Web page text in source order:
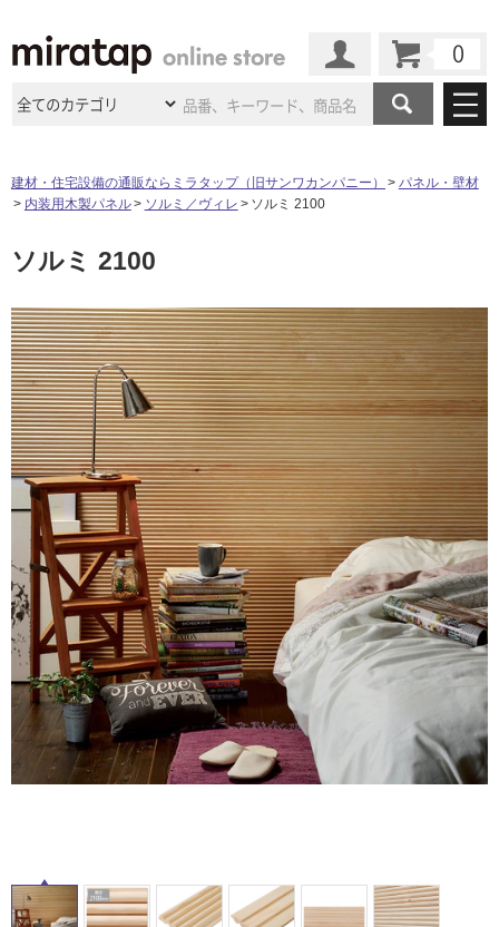
商品カテゴリ
キッチン
ム）・トイレ
ドア（扉）・建具・玄関
扉
エクステリア（外構）
ウッドデッキ フローリング・床材
収納 インテリア・家具
照明 ペット用品
内装用建材 パネル・壁材
ロートアイアン 天然石・石材
メンテナンス・施工材 新商品
施工事例
施工事例
ミラタップのあるくらし お客様訪問インタビュー
店舗・施設事例
ショールームのご案内 東京ショールーム
大阪ショールーム 仙台ショールーム
名古屋ショールーム 京都ショールーム
福岡ショールーム 札幌スマートショールー
ム
横浜スマートショールー
ム
ウェルビーみのおHDC
BOX
サポート
ご利用ガイド 初めての方へ
よくある質問 お問い合わせ
修理お問い合わせ クレーム公開
説明書・図面検索 水まわり3年保証
お役立ち情報 住まいのスタイリング
アイデア
ミラタップチャンネル
オンライン相談
その他サービス
ミラタップと創る家
ASOLIE
工事会社紹介Coziコンシ
ェルジュ
自分らしい家づくり
SUVACO
最高のリノベ会社がみつ
かるリノベりす
建材・住宅設備の通販ならミラタップ（旧サンワカンパニー）
パネル・壁材
内装用木製パネル
ソルミ／ヴィレ ソルミ 2100
ソルミ 2100
タ
イ
床・
屋